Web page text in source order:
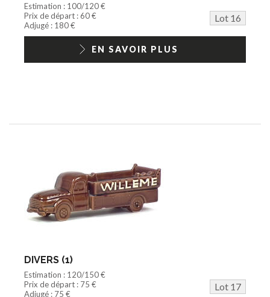
Estimation : 100/120 €
Prix de départ : 60 €
Lot 16
Adjugé : 180 €
EN SAVOIR PLUS
DIVERS (1)
Estimation : 120/150 €
Prix de départ : 75 €
Lot 17
Adjugé : 75 €